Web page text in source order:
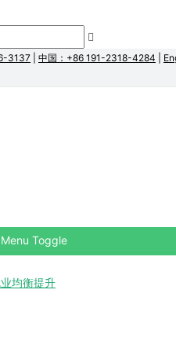
3137 中国：+86 191-2318-4284
Menu Toggle
均衡提升